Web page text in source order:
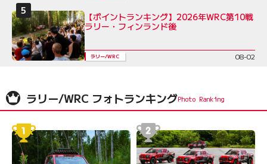
【ポイントランキング】2026年WRC第10戦
ラリー・フィンランド後
ラリー/WRC 08-02
ラリー/WRC フォトランキング